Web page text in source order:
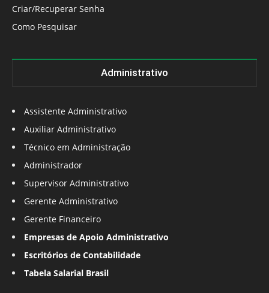
Criar/Recuperar Senha
Como Pesquisar
Administrativo
Assistente Administrativo
Auxiliar Administrativo
Técnico em Administração
Administrador
Supervisor Administrativo
Gerente Administrativo
Gerente Financeiro
Empresas de Apoio Administrativo
Escritórios de Contabilidade
Tabela Salarial Brasil